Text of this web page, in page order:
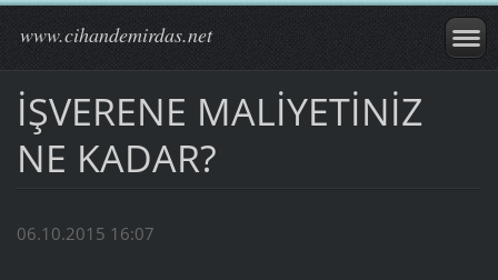
www.cihandemirdas.net
İŞVERENE MALİYETİNİZ
NE KADAR?
06.10.2015 16:07